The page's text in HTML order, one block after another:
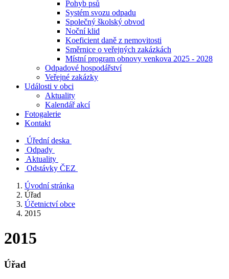
Pohyb psů
Systém svozu odpadu
Společný školský obvod
Noční klid
Koeficient daně z nemovitosti
Směrnice o veřejných zakázkách
Místní program obnovy venkova 2025 - 2028
Odpadové hospodářství
Veřejné zakázky
Události v obci
Aktuality
Kalendář akcí
Fotogalerie
Kontakt
Úřední deska
Odpady
Aktuality
Odstávky ČEZ
Úvodní stránka
Úřad
Účetnictví obce
2015
2015
Úřad